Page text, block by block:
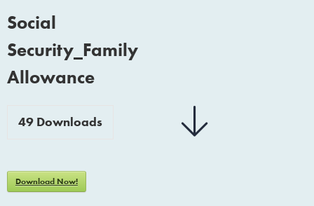
Social
Security_Family
Allowance
49 Downloads
Download Now!